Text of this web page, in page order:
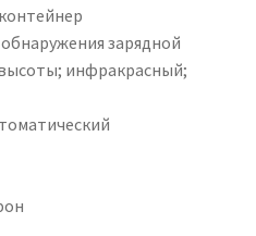
контейнер
обнаружения зарядной
инфракрасный;